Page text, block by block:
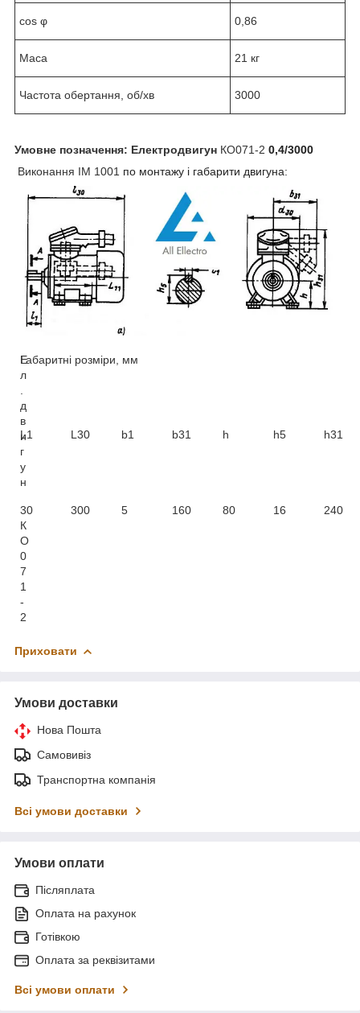
cos φ 0,86
Маса 21 кг
Частота обертання, об/хв 3000
Умовне позначення: Електродвигун КО071-2 0,4/3000
Виконання IM 1001 по монтажу і габарити двигуна:
Е
л
д
в
и
г
у
н
Габаритні розміри, мм
L1 L30 b1 b31 h h5 h31
К
О
0
7
1
-
2
30 300 5 160 80 16 240
Приховати
Умови доставки
Нова Пошта
Самовивіз
Транспортна компанія
Всі умови доставки
Умови оплати
Післяплата
Оплата на рахунок
Готівкою
Оплата за реквізитами
Всі умови оплати